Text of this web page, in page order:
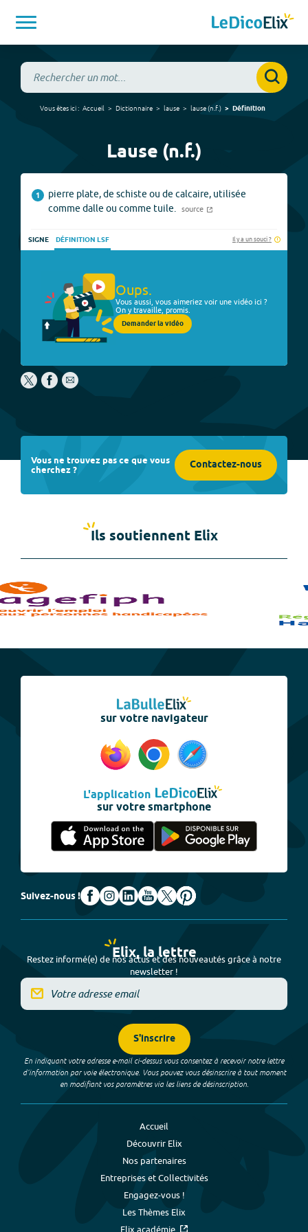
Vous êtes ici : Accueil Dictionnaire lause lause(n.f.) Définition
Lause (n.f.)
1
pierre plate, de schiste ou de calcaire, utilisée
comme dalle ou comme tuile.
source
SIGNE DÉFINITION LSF Il y a un souci ?
Oups.
Vous aussi, vous aimeriez voir une vidéo ici ?
On y travaille, promis.
Demander la vidéo
Vous ne trouvez pas ce que vous
cherchez ? Contactez-nous
Ils soutiennent Elix
sur votre navigateur
L'application
sur votre smartphone
Suivez-nous !
Elix, la lettre
Restez informé(e) de nos actus et des nouveautés grâce à notre
newsletter !
S'inscrire
En indiquant votre adresse e-mail ci-dessus vous consentez à recevoir notre lettre
d’information par voie électronique. Vous pouvez vous désinscrire à tout moment
en modifiant vos paramètres via les liens de désinscription.
Accueil
Découvrir Elix
Nos partenaires
Entreprises et Collectivités
Engagez-vous !
Les Thèmes Elix
Elix académie